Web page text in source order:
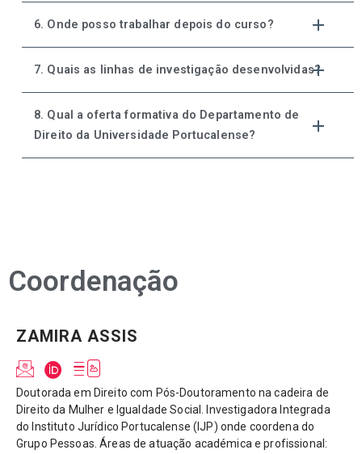
6. Onde posso trabalhar depois do curso?
7. Quais as linhas de investigação desenvolvidas?
8. Qual a oferta formativa do Departamento de
Direito da Universidade Portucalense?
Coordenação
ZAMIRA ASSIS
Doutorada em Direito com Pós-Doutoramento na cadeira de
Direito da Mulher e Igualdade Social. Investigadora Integrada
do Instituto Jurídico Portucalense (IJP) onde coordena do
Grupo Pessoas. Áreas de atuação académica e profissional: